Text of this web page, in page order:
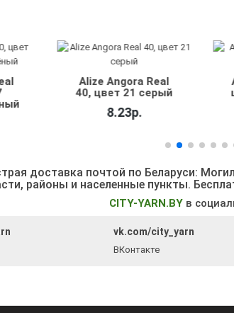
Alize Angora Real
40, цвет 21 серый
8.23р.
доставка почтой по Беларуси:
районы и населенные пункты.
CITY-YARN.BY в
vk.com/city_yarn
ВКонтакте